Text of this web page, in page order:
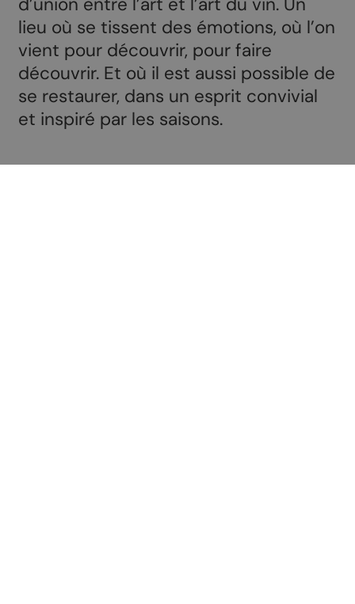
lieu où se tissent des émotions, où l’on
vient pour découvrir, pour faire
découvrir. Et où il est aussi possible de
se restaurer, dans un esprit convivial
et inspiré par les saisons.